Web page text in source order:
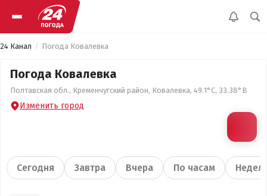
24 Канал Погода Ковалевка
Погода Ковалевка
Полтавская обл., Кременчугский район, Ковалевка, 49.1°С, 33.38°В
Изменить город
Сегодня Завтра Вчера По часам